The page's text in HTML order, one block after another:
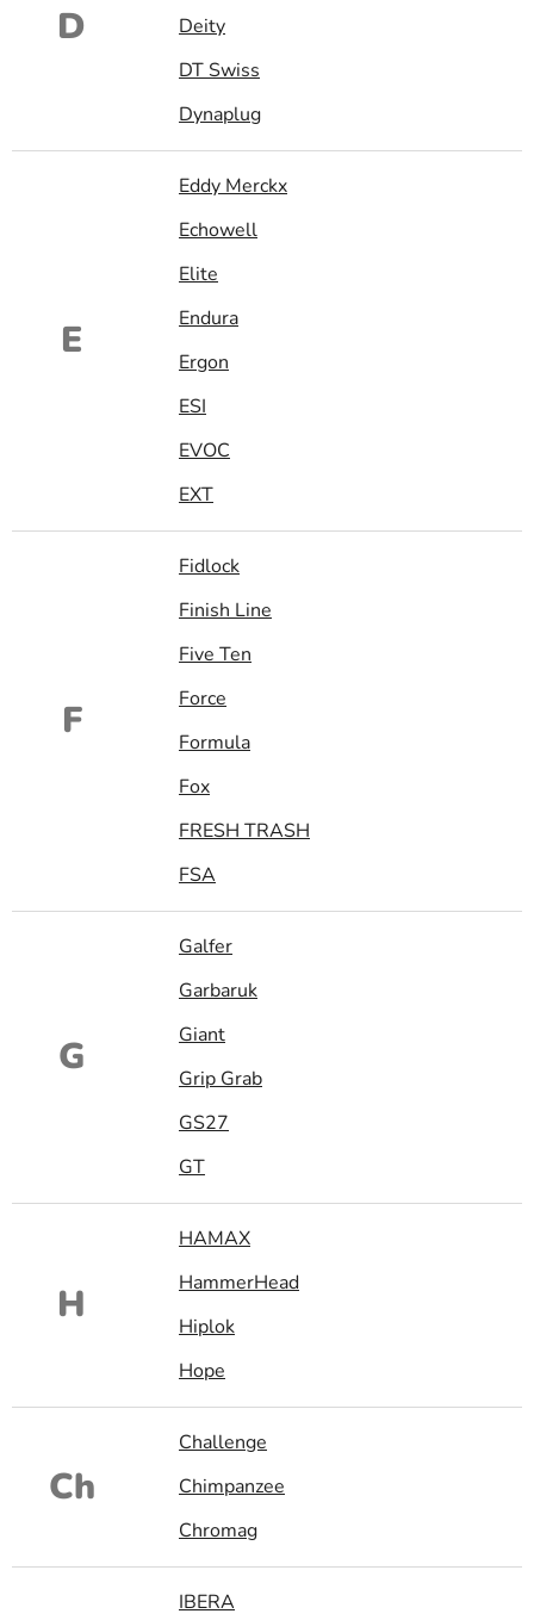
D
Deity
DT Swiss
Dynaplug
E
Eddy Merckx
Echowell
Elite
Endura
Ergon
ESI
EVOC
EXT
F
Fidlock
Finish Line
Five Ten
Force
Formula
Fox
FRESH TRASH
FSA
G
Galfer
Garbaruk
Giant
Grip Grab
GS27
GT
H
HAMAX
HammerHead
Hiplok
Hope
Ch
Challenge
Chimpanzee
Chromag
IBERA